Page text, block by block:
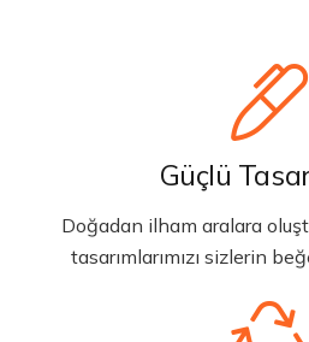
Güçlü
Doğadan ilham aralara
tasarımlarımızı sizlerin